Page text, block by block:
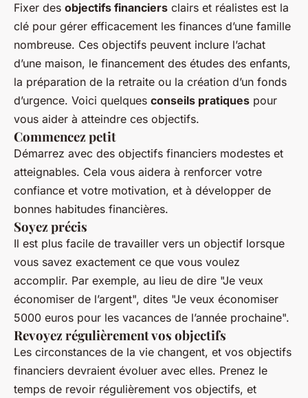
Fixer des objectifs financiers clairs et réalistes est la
clé pour gérer efficacement les finances d’une famille
nombreuse. Ces objectifs peuvent inclure l’achat
d’une maison, le financement des études des enfants,
la préparation de la retraite ou la création d’un fonds
d’urgence. Voici quelques conseils pratiques pour
vous aider à atteindre ces objectifs.
Commencez petit
Démarrez avec des objectifs financiers modestes et
atteignables. Cela vous aidera à renforcer votre
confiance et votre motivation, et à développer de
bonnes habitudes financières.
Soyez précis
Il est plus facile de travailler vers un objectif lorsque
vous savez exactement ce que vous voulez
accomplir. Par exemple, au lieu de dire "Je veux
économiser de l’argent", dites "Je veux économiser
5000 euros pour les vacances de l’année prochaine".
Revoyez régulièrement vos objectifs
Les circonstances de la vie changent, et vos objectifs
financiers devraient évoluer avec elles. Prenez le
temps de revoir régulièrement vos objectifs, et